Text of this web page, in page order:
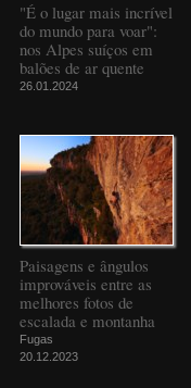
"É o lugar mais incrível
do mundo para voar":
nos Alpes suíços em
balões de ar quente
26.01.2024
Paisagens e ângulos
improváveis entre as
melhores fotos de
escalada e montanha
Fugas
20.12.2023